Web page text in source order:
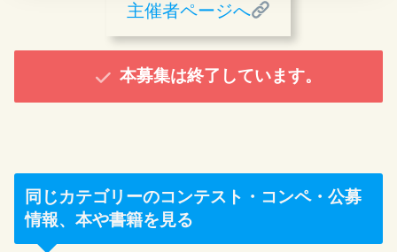
主催者ページへ
本募集は終了しています。
同じカテゴリーのコンテスト・コンペ・公募
情報、本や書籍を見る